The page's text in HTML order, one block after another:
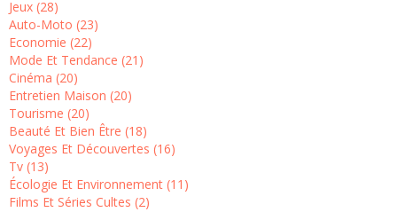
Jeux (28)
Auto-Moto (23)
Economie (22)
Mode Et Tendance (21)
Cinéma (20)
Entretien Maison (20)
Tourisme (20)
Beauté Et Bien Être (18)
Voyages Et Découvertes (16)
Tv (13)
Écologie Et Environnement (11)
Films Et Séries Cultes (2)